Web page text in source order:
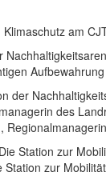
am
Station zur